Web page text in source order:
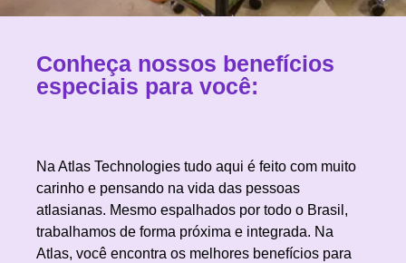
Conheça nossos benefícios
especiais para você:
Na Atlas Technologies tudo aqui é feito com muito
carinho e pensando na vida das pessoas
atlasianas. Mesmo espalhados por todo o Brasil,
trabalhamos de forma próxima e integrada. Na
Atlas, você encontra os melhores benefícios para